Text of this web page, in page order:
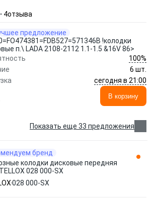
4отзыва
предложение
!колодки
п.\ LADA 2108-2112 1.1-1.5 &16V 86>
100%
6 шт.
сегодня в 21:00
В корзину
Показать еще 33 предложения
бренд
колодки дисковые передняя
028 000-SX
028 000-SX